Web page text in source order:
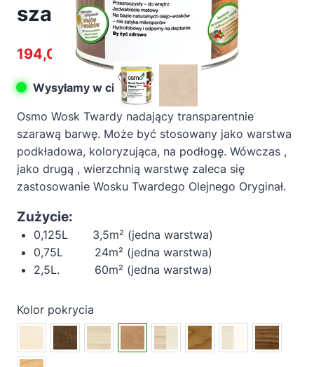
szary 0,75 L
194,06 zł
Wysyłamy w ciągu 1-3 dni
Osmo Wosk Twardy nadający transparentnie
szarawą barwę. Może być stosowany jako warstwa
podkładowa, koloryzująca, na podłogę. Wówczas ,
jako drugą , wierzchnią warstwę zaleca się
zastosowanie Wosku Twardego Olejnego Oryginał.
Zużycie:
0,125L 3,5m² (jedna warstwa)
0,75L 24m² (jedna warstwa)
2,5L. 60m² (jedna warstwa)
Kolor pokrycia